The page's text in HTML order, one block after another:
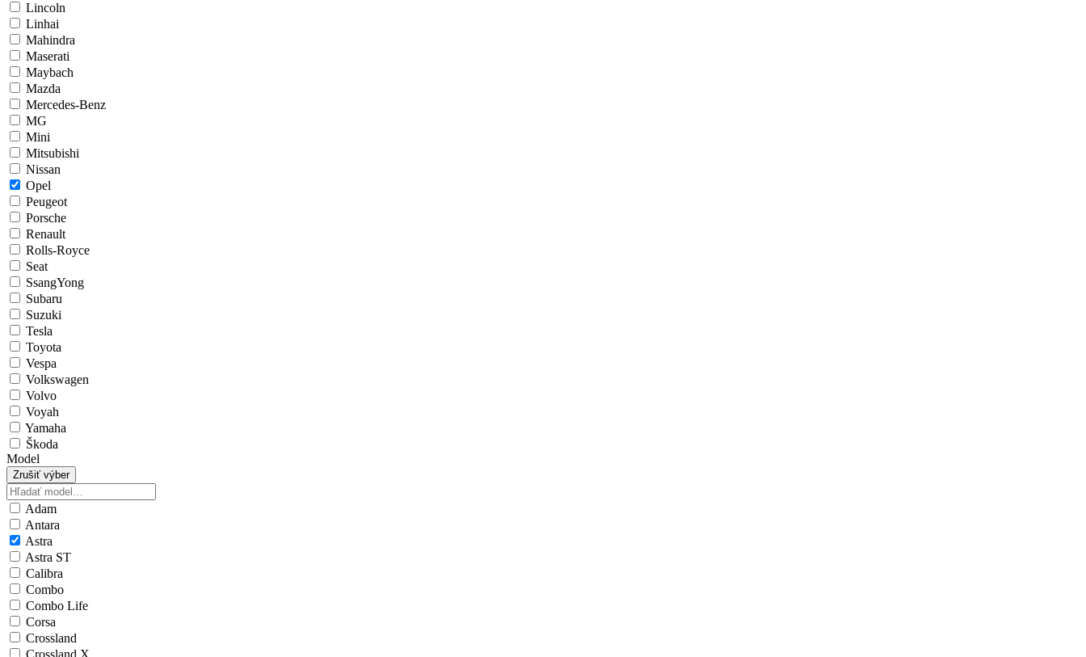
Lincoln
Linhai
Mahindra
Maserati
Maybach
Mazda
Mercedes-Benz
MG
Mini
Mitsubishi
Nissan
Opel
Peugeot
Porsche
Renault
Rolls-Royce
Seat
SsangYong
Subaru
Suzuki
Tesla
Toyota
Vespa
Volkswagen
Volvo
Voyah
Yamaha
Škoda
Model
Zrušiť výber
Adam
Antara
Astra
Astra ST
Calibra
Combo
Combo Life
Corsa
Crossland